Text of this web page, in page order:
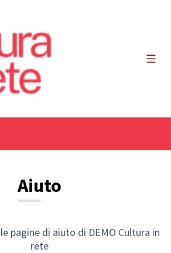
Aiuto
pagine di aiuto di DEMO Cultura in
rete